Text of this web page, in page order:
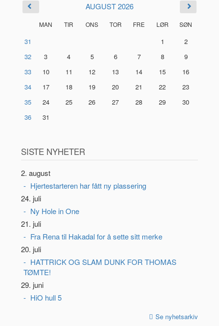
AUGUST 2026
MAN TIR ONS TOR FRE LØR SØN
31 1
2
32
3 4 5 6 7 8
9
33
10 11 12 13 14 15
16
34
17 18 19 20 21 22
23
35
24 25 26 27 28 29
30
36
31
SISTE NYHETER
2. august
Hjertestarteren har fått ny plassering
24. juli
Ny Hole in One
21. juli
Fra Rena til Hakadal for å sette sitt merke
20. juli
HATTRICK OG SLAM DUNK FOR THOMAS
TØMTE!
29. juni
HiO hull 5
Se nyhetsarkiv